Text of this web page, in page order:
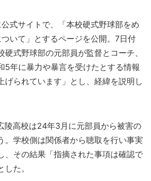
式サイトで、「本校硬式野球部をめ
いて」とするページを公開。7日付
硬式野球部の元部員が監督とコーチ、
5年に暴力や暴言を受けたとする情報
げられています」とし、経緯を説明し
陵高校は24年3月に元部員から被害の
。学校側は関係者から聴取を行い事実
、その結果「指摘された事項は確認で
た。